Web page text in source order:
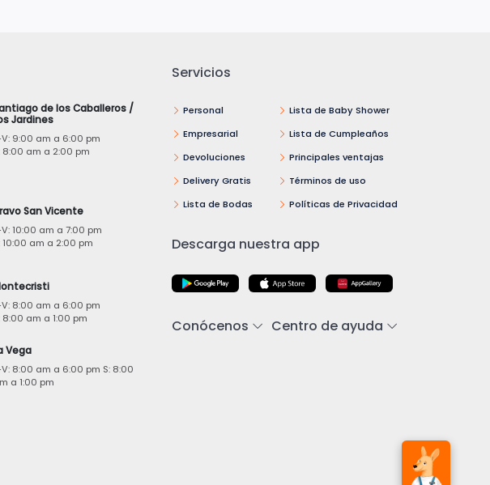
de los Caballeros /
Jardines
V: 9:00 am a 6:00 pm
8:00 am a 2:00 pm
San Vicente
V: 10:00 am a 7:00 pm
10:00 am a 2:00 pm
V: 8:00 am a 6:00 pm
8:00 am a 1:00 pm
Vega
V: 8:00 am a 6:00 pm S: 8:00
a 1:00 pm
Servicios
Personal
Empresarial
Devoluciones
Delivery Gratis
Lista de Bodas
Lista de Baby Shower
Lista de Cumpleaños
Principales ventajas
Términos de uso
Políticas de Privacidad
Descarga nuestra app
Conócenos Centro de ayuda